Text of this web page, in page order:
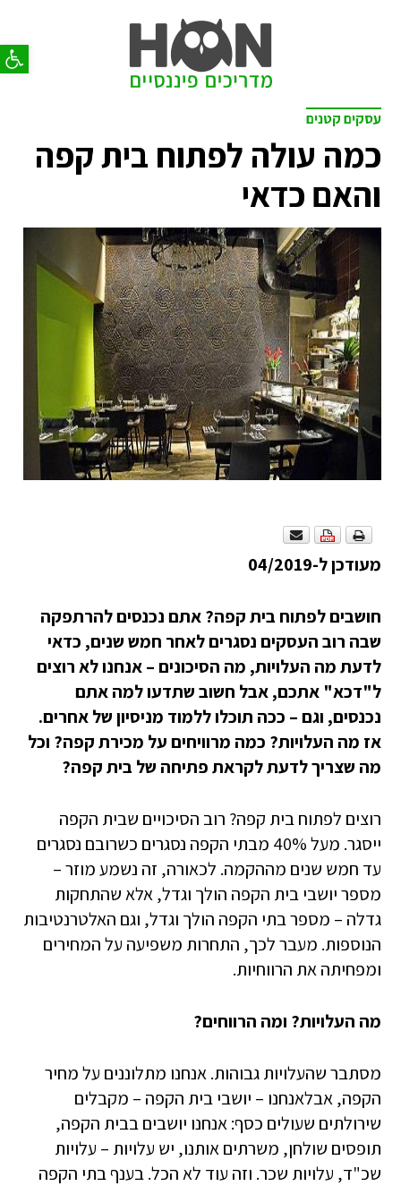
פתח
עסקים קטנים
כמה עולה לפתוח בית קפה
והאם כדאי
מעודכן ל-04/2019
חושבים לפתוח בית קפה? אתם נכנסים להרתפקה
שבה רוב העסקים נסגרים לאחר חמש שנים, כדאי
לדעת מה העלויות, מה הסיכונים – אנחנו לא רוצים
ל"דכא" אתכם, אבל חשוב שתדעו למה אתם
נכנסים, וגם – ככה תוכלו ללמוד מניסיון של אחרים.
אז מה העלויות? כמה מרוויחים על מכירת קפה? וכל
מה שצריך לדעת לקראת פתיחה של בית קפה?
רוצים לפתוח בית קפה? רוב הסיכויים שבית הקפה
ייסגר. מעל 40% מבתי הקפה נסגרים כשרובם נסגרים
עד חמש שנים מההקמה. לכאורה, זה נשמע מוזר –
מספר יושבי בית הקפה הולך וגדל, אלא שהתחקות
גדלה – מספר בתי הקפה הולך וגדל, וגם האלטרנטיבות
הנוספות. מעבר לכך, התחרות משפיעה על המחירים
ומפחיתה את הרווחיות.
מה העלויות? ומה הרווחים?
מסתבר שהעלויות גבוהות. אנחנו מתלוננים על מחיר
הקפה, אבלאנחנו – יושבי בית הקפה – מקבלים
שירולתים שעולים כסף: אנחנו יושבים בבית הקפה,
תופסים שולחן, משרתים אותנו, יש עלויות – עלויות
שכ"ד, עלויות שכר. וזה עוד לא הכל. בענף בתי הקפה